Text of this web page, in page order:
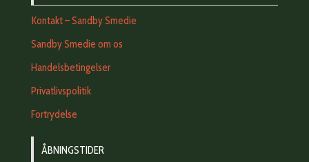
Kontakt – Sandby Smedie
Sandby Smedie om os
Handelsbetingelser
Privatlivspolitik
Fortrydelse
ÅBNINGSTIDER